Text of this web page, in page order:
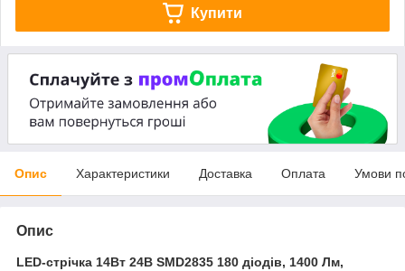
Купити
Опис Характеристики Доставка Оплата Умови
Опис
LED-стрічка 14Вт 24В SMD2835 180 діодів, 1400 Лм,